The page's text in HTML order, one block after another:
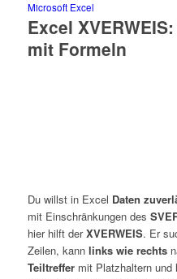
Microsoft Excel
Excel
mit Formeln
Du willst in Excel Daten
mit Einschränkungen des
hier hilft derXVERWEIS. Er
Zeilen, kann links wie rechts
Teiltreffermit Platzhaltern und